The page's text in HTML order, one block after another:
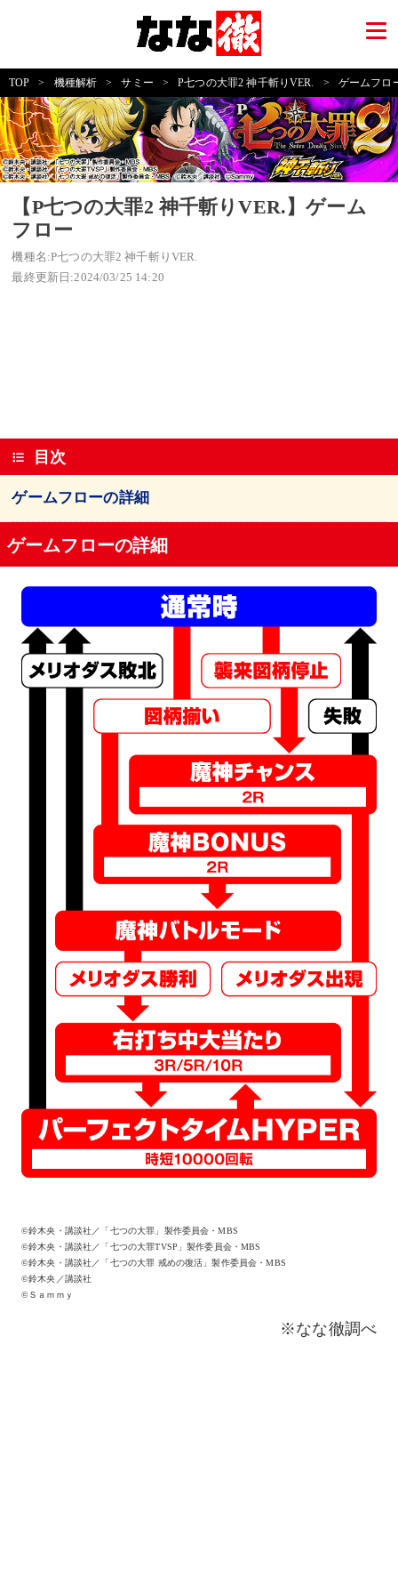
TOP > 機種解析 > サミー > P七つの大罪2 神千斬りVER. > ゲームフロ
【P七つの大罪2 神千斬りVER.】ゲーム
フロー
機種名:P七つの大罪2 神千斬りVER.
最終更新日:2024/03/25 14:20
目次
ゲームフローの詳細
ゲームフローの詳細
©鈴木央・講談社／「七つの大罪」製作委員会・MBS
©鈴木央・講談社／「七つの大罪TVSP」製作委員会・MBS
©鈴木央・講談社／「七つの大罪 戒めの復活」製作委員会・MBS
©鈴木央／講談社
©Ｓａｍｍｙ
※なな徹調べ